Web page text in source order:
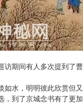
访期间有人多次提到了
如水，明明彼此欣赏但
到了京城念书有了更